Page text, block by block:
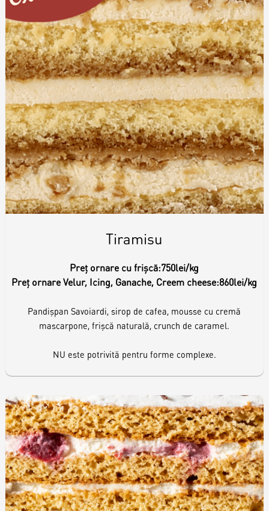
Tiramisu
Preț ornare cu frișcă:750lei/kg
Preț ornare Velur, Icing, Ganache, Creem cheese:860lei/kg
Pandișpan Savoiardi, sirop de cafea, mousse cu cremă
mascarpone, frișcă naturală, crunch de caramel.
NU este potrivită pentru forme complexe.